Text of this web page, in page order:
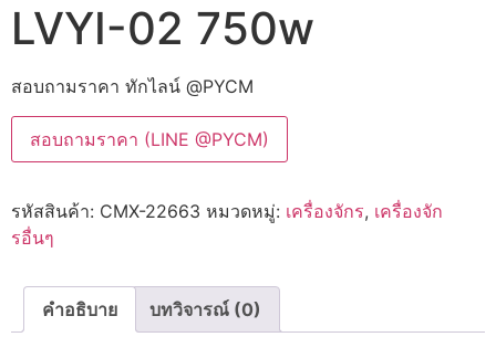
LVYI-02 750w
สอบถามราคา ทักไลน์ @PYCM
สอบถามราคา (LINE @PYCM)
รหัสสินค้า: CMX-22663 หมวดหมู่: เครื่องจักร, เครื่องจัก
รอื่นๆ
คำอธิบาย บทวิจารณ์ (0)